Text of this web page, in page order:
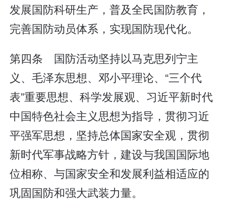
发展国防科研生产，普及全民国防教育，
完善国防动员体系，实现国防现代化。
第四条 国防活动坚持以马克思列宁主
义、毛泽东思想、邓小平理论、“三个代
表”重要思想、科学发展观、习近平新时代
中国特色社会主义思想为指导，贯彻习近
平强军思想，坚持总体国家安全观，贯彻
新时代军事战略方针，建设与我国国际地
位相称、与国家安全和发展利益相适应的
巩固国防和强大武装力量。